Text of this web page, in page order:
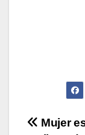
Mujer